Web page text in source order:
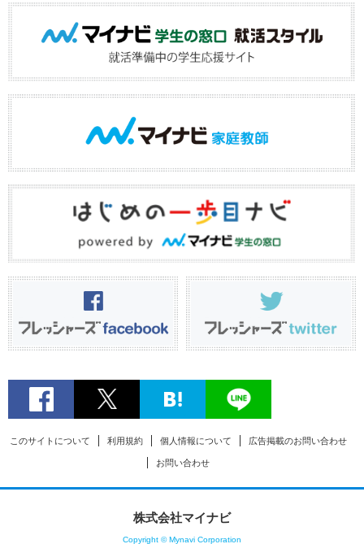
このサイトについて 利用規約 個人情報について 広告掲載のお問い合わせ
お問い合わせ
株式会社マイナビ
Copyright © Mynavi Corporation